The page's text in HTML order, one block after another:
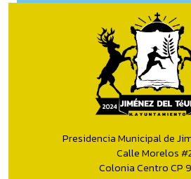
Presidencia Municipal de
Calle Morelos
Colonia Centro CP